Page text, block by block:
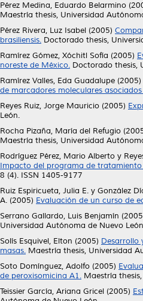
Pérez Medina, Eduardo Belarmino
Maestría thesis, Universidad
Pérez Rivera, Luz Isabel (2005)
brasiliensis. Doctorado thesis,
Ramírez Gómez, Xóchitl Sofía (2005)
noreste de México. Doctorado thesis,
Ramírez Valles, Eda Guadalupe (2005)
de marcadores moleculares
Reyes Ruiz, Jorge Mauricio (2005)
León.
Rocha Pizaña, María del Refugio
Maestría thesis, Universidad
Rodríguez Pérez, Mario Alberto y
Impacto del programa de
8 (4). ISSN 1405-9177
Ruiz Espiricueta, Julia E. y González
A. (2005) Evaluación de un curso de
Serrano Gallardo, Luis Benjamín
Universidad Autónoma de Nuevo
Solís Esquivel, Elton (2005) Desarrollo
masas. Maestría thesis, Universidad
Soto Domínguez, Adolfo (2005)
de peroxisomicina A1. Maestría
Teissier García, Ariana Gricel (2005)